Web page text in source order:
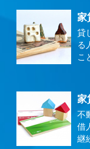
家
貸
る
こ
家
不
借
継